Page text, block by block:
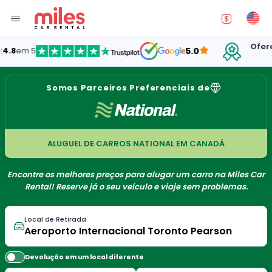
5 5.0
Somos Parceiros Preferenciais de
ALUGUEL DE CARROS NATIONAL EM CANADÁ
Encontre os melhores preços para alugar um carro na Miles Car
Rental! Reserve já o seu veículo e viaje sem problemas.
Local de Retirada
Devolução em um local diferente